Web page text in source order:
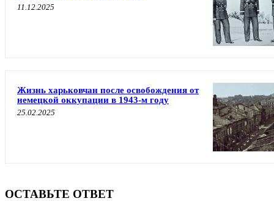
11.12.2025
Жизнь харьковчан после освобождения от
немецкой оккупации в 1943-м году
25.02.2025
ОСТАВЬТЕ ОТВЕТ